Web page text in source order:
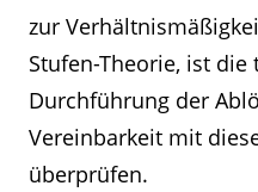
zur
Stufen-Theorie, ist die
Durchführung der
Vereinbarkeit mit
überprüfen.